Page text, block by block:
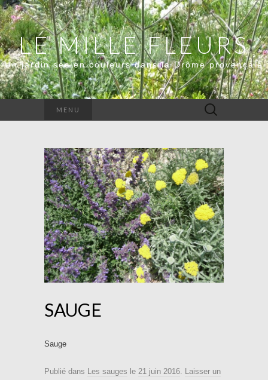
LE MILLE FLEURS
Un jardin sec en couleurs dans la Drôme provençale
MENU Rechercher :
SAUGE
Sauge
Publié dans Les sauges le 21 juin 2016. Laisser un